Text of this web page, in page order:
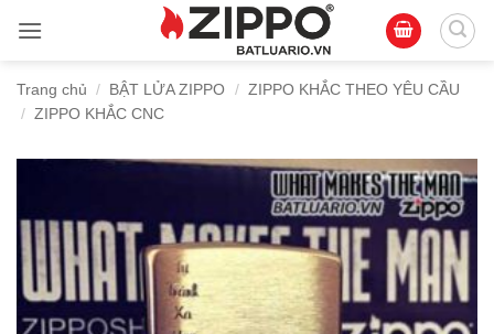
qua
dungTrang chủ / BẬT LỬA ZIPPO / ZIPPO KHẮC THEO YÊU CẦU
/ ZIPPO KHẮC CNC